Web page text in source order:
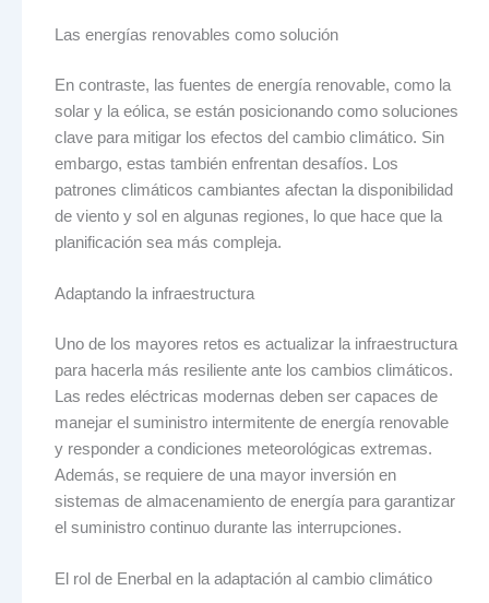
Las energías renovables como solución
En contraste, las fuentes de energía renovable, como la
solar y la eólica, se están posicionando como soluciones
clave para mitigar los efectos del cambio climático. Sin
embargo, estas también enfrentan desafíos. Los
patrones climáticos cambiantes afectan la disponibilidad
de viento y sol en algunas regiones, lo que hace que la
planificación sea más compleja.
Adaptando la infraestructura
Uno de los mayores retos es actualizar la infraestructura
para hacerla más resiliente ante los cambios climáticos.
Las redes eléctricas modernas deben ser capaces de
manejar el suministro intermitente de energía renovable
y responder a condiciones meteorológicas extremas.
Además, se requiere de una mayor inversión en
sistemas de almacenamiento de energía para garantizar
el suministro continuo durante las interrupciones.
El rol de Enerbal en la adaptación al cambio climático